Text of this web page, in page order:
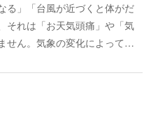
る」「台風が近づくと体がだ
れは「お天気頭痛」や「気
せん。気象の変化によって…